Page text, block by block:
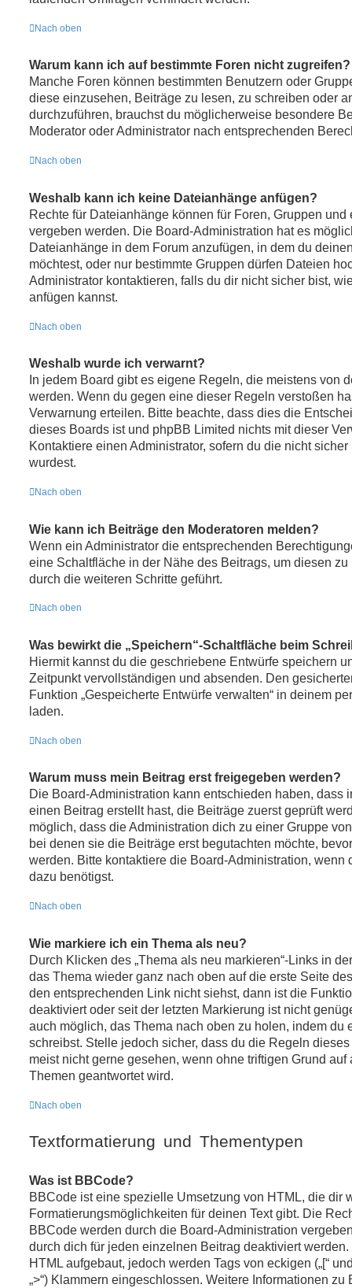
Nach oben
Warum kann ich auf bestimmte Foren nicht zugreifen?
Manche Foren können bestimmten Benutzern oder
diese einzusehen, Beiträge zu lesen, zu schreiben oder
durchzuführen, brauchst du möglicherweise besondere
Moderator oder Administrator nach entsprechenden
Nach oben
Weshalb kann ich keine Dateianhänge anfügen?
Rechte für Dateianhänge können für Foren, Gruppen
vergeben werden. Die Board-Administration hat es
Dateianhänge in dem Forum anzufügen, in dem du
möchtest, oder nur bestimmte Gruppen dürfen Dateien
Administrator kontaktieren, falls du dir nicht sicher bist,
anfügen kannst.
Nach oben
Weshalb wurde ich verwarnt?
In jedem Board gibt es eigene Regeln, die meistens von
werden. Wenn du gegen eine dieser Regeln verstoßen
Verwarnung erteilen. Bitte beachte, dass dies die
dieses Boards ist und phpBB Limited nichts mit dieser
Kontaktiere einen Administrator, sofern du die nicht
wurdest.
Nach oben
Wie kann ich Beiträge den Moderatoren melden?
Wenn ein Administrator die entsprechenden
eine Schaltfläche in der Nähe des Beitrags, um diesen
durch die weiteren Schritte geführt.
Nach oben
Was bewirkt die „Speichern“-Schaltfläche beim
Hiermit kannst du die geschriebene Entwürfe speichern
Zeitpunkt vervollständigen und absenden. Den
Funktion „Gespeicherte Entwürfe verwalten“ in deinem
laden.
Nach oben
Warum muss mein Beitrag erst freigegeben werden?
Die Board-Administration kann entschieden haben, dass
einen Beitrag erstellt hast, die Beiträge zuerst geprüft
möglich, dass die Administration dich zu einer Gruppe
bei denen sie die Beiträge erst begutachten möchte,
werden. Bitte kontaktiere die Board-Administration, wenn
dazu benötigst.
Nach oben
Wie markiere ich ein Thema als neu?
Durch Klicken des „Thema als neu markieren“-Links in
das Thema wieder ganz nach oben auf die erste Seite
den entsprechenden Link nicht siehst, dann ist die
deaktiviert oder seit der letzten Markierung ist nicht
auch möglich, das Thema nach oben zu holen, indem du
schreibst. Stelle jedoch sicher, dass du die Regeln
meist nicht gerne gesehen, wenn ohne triftigen Grund
Themen geantwortet wird.
Nach oben
Textformatierung und Thementypen
Was ist BBCode?
BBCode ist eine spezielle Umsetzung von HTML, die dir
Formatierungsmöglichkeiten für deinen Text gibt. Die
BBCode werden durch die Board-Administration
durch dich für jeden einzelnen Beitrag deaktiviert
HTML aufgebaut, jedoch werden Tags von eckigen („[“ und
„>“) Klammern eingeschlossen. Weitere Informationen zu